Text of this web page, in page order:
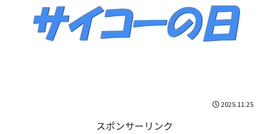
2025.11.25
スポンサーリンク